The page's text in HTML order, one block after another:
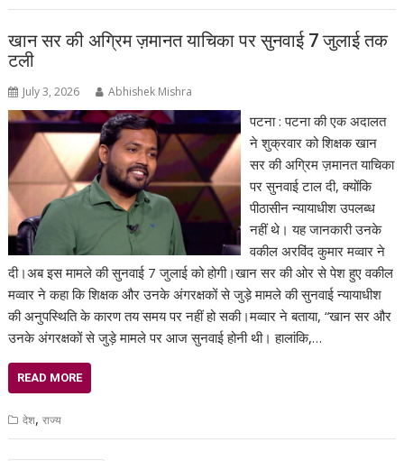
खान सर की अग्रिम ज़मानत याचिका पर सुनवाई 7 जुलाई तक
टली
July 3, 2026 Abhishek Mishra
पटना : पटना की एक अदालत
ने शुक्रवार को शिक्षक खान
सर की अग्रिम ज़मानत याचिका
पर सुनवाई टाल दी, क्योंकि
पीठासीन न्यायाधीश उपलब्ध
नहीं थे। यह जानकारी उनके
वकील अरविंद कुमार मव्वार ने
दी।अब इस मामले की सुनवाई 7 जुलाई को होगी।खान सर की ओर से पेश हुए वकील
मव्वार ने कहा कि शिक्षक और उनके अंगरक्षकों से जुड़े मामले की सुनवाई न्यायाधीश
की अनुपस्थिति के कारण तय समय पर नहीं हो सकी।मव्वार ने बताया, “खान सर और
उनके अंगरक्षकों से जुड़े मामले पर आज सुनवाई होनी थी। हालांकि,…
READ MORE
देश,राज्य